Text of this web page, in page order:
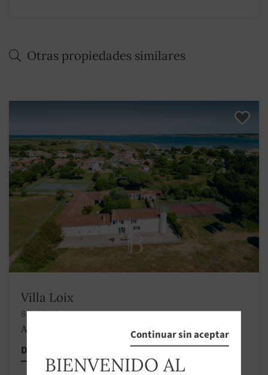
Otras propiedades similares
Villa Loix
8 habitaciones
A partir de 4 000 €
Descubrir esta propiedad
Continuar sin aceptar
BIENVENIDO AL